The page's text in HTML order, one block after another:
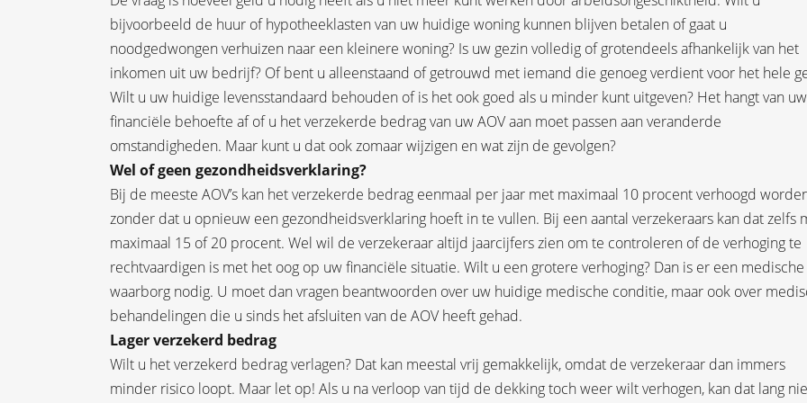
bijvoorbeeld de huur of hypotheeklasten van uw huidige woning kunnen blijven betalen of gaat u
noodgedwongen verhuizen naar een kleinere woning? Is uw gezin volledig of grotendeels afhankelijk van het
inkomen uit uw bedrijf? Of bent u alleenstaand of getrouwd met iemand die genoeg verdient voor het hele
Wilt u uw huidige levensstandaard behouden of is het ook goed als u minder kunt uitgeven? Het hangt van uw
financiële behoefte af of u het verzekerde bedrag van uw AOV aan moet passen aan veranderde
omstandigheden. Maar kunt u dat ook zomaar wijzigen en wat zijn de gevolgen?
Wel of geen gezondheidsverklaring?
Bij de meeste AOV’s kan het verzekerde bedrag eenmaal per jaar met maximaal 10 procent verhoogd
zonder dat u opnieuw een gezondheidsverklaring hoeft in te vullen. Bij een aantal verzekeraars kan dat zelfs
maximaal 15 of 20 procent. Wel wil de verzekeraar altijd jaarcijfers zien om te controleren of de verhoging te
rechtvaardigen is met het oog op uw financiële situatie. Wilt u een grotere verhoging? Dan is er een medische
waarborg nodig. U moet dan vragen beantwoorden over uw huidige medische conditie, maar ook over
behandelingen die u sinds het afsluiten van de AOV heeft gehad.
Lager verzekerd bedrag
Wilt u het verzekerd bedrag verlagen? Dat kan meestal vrij gemakkelijk, omdat de verzekeraar dan immers
minder risico loopt. Maar let op! Als u na verloop van tijd de dekking toch weer wilt verhogen, kan dat lang